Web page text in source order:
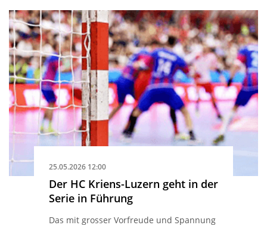
25.05.2026 12:00
Der HC Kriens-Luzern geht in der
Serie in Führung
Das mit grosser Vorfreude und Spannung